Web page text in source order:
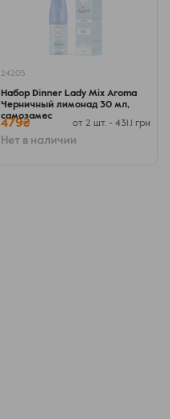
24205
Набор Dinner Lady Mix Aroma
Черничный лимонад 30 мл,
самозамес
479₴ от 2 шт. - 431.1 грн
Нет в наличии